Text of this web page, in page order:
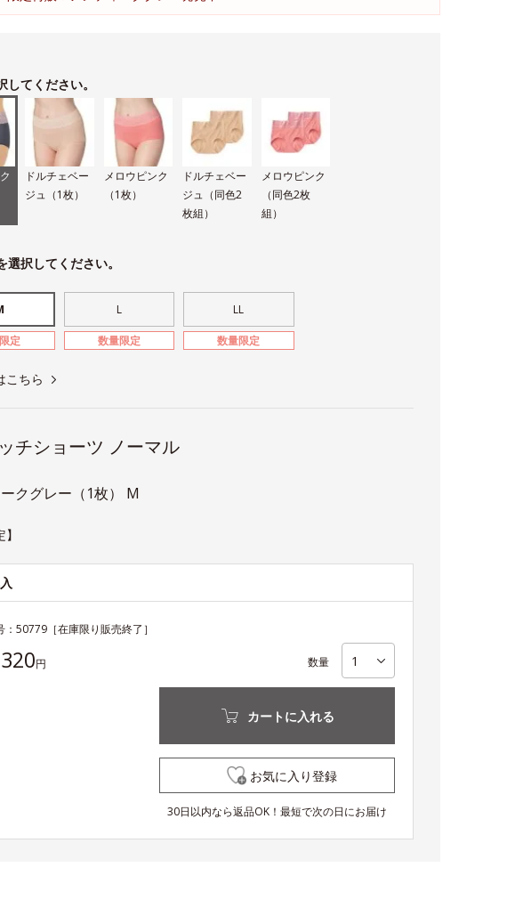
してください。
ドルチェベー
ジュ（1枚）
メロウピンク
（1枚）
ドルチェベー
ジュ（同色2
枚組）
メロウピンク
（同色2枚
組）
選択してください。
定
L
数量限定
LL
数量限定
こちら
チショーツ ノーマル
クグレー（1枚） M
50779 ［在庫限り販売終了］
円 数量
カートに入れる
お気に入り登録
30日以内なら返品OK！最短で次の日にお届け